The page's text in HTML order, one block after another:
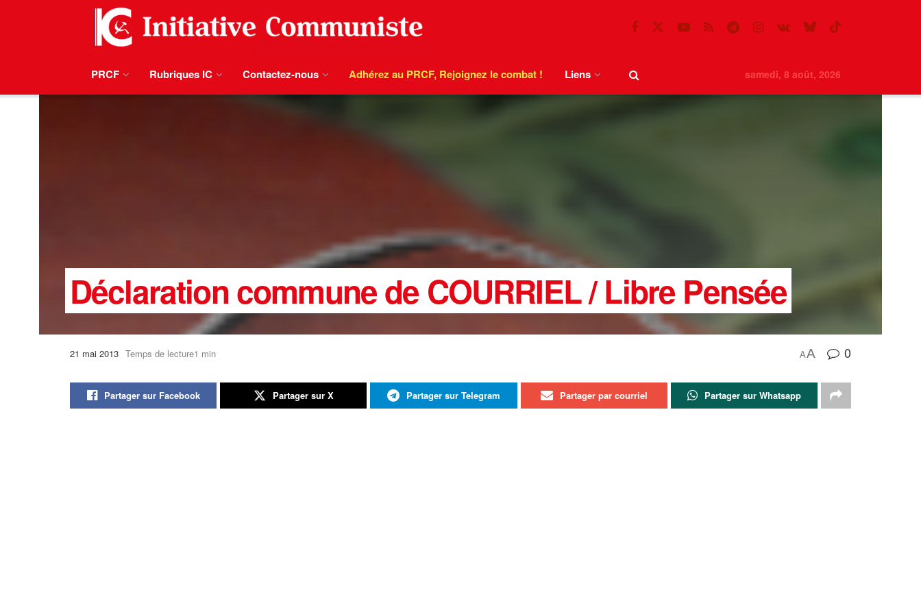
PRCF Rubriques IC Contactez-nous Adhérez au PRCF, Rejoignez le combat ! Liens samedi, 8 août, 2026
Déclaration commune de COURRIEL / Libre Pensée
21 mai 2013 Temps de lecture1 min AA 0
Partager sur Facebook Partager sur X Partager sur Telegram Partager par courriel Partager sur Whatsapp